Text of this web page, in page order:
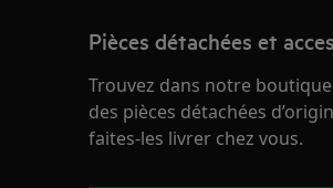
Pièces détachées et
Trouvez dans notre
des pièces détachées
faites-les livrer chez vous.